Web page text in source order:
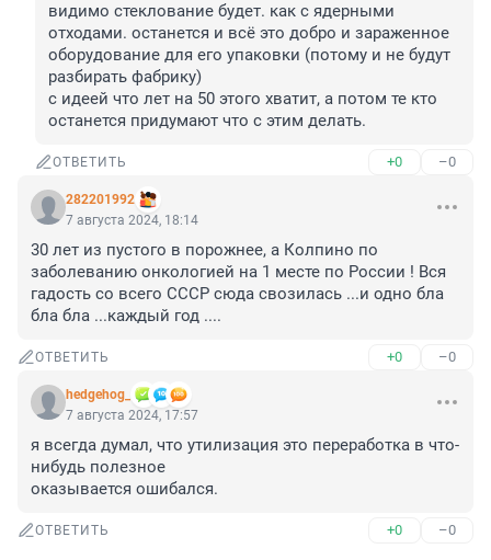
видимо стеклование будет. как с ядерными
отходами. останется и всё это добро и зараженное
оборудование для его упаковки (потому и не будут
разбирать фабрику)
с идеей что лет на 50 этого хватит, а потом те кто
останется придумают что с этим делать.
ОТВЕТИТЬ +0 –0
282201992
7 августа 2024, 18:14
30 лет из пустого в порожнее, а Колпино по
заболеванию онкологией на 1 месте по России ! Вся
гадость со всего СССР сюда свозилась ...и одно бла
бла бла ...каждый год ....
ОТВЕТИТЬ +0 –0
hedgehog_
7 августа 2024, 17:57
я всегда думал, что утилизация это переработка в что-
нибудь полезное
оказывается ошибался.
ОТВЕТИТЬ +0 –0